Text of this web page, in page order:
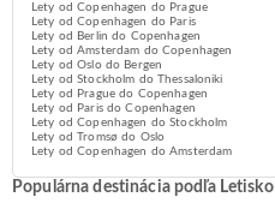
Lety od Copenhagen do Prague
Lety od Copenhagen do Paris
Lety od Berlin do Copenhagen
Lety od Amsterdam do Copenhagen
Lety od Oslo do Bergen
Lety od Stockholm do Thessaloniki
Lety od Prague do Copenhagen
Lety od Paris do Copenhagen
Lety od Copenhagen do Stockholm
Lety od Tromsø do Oslo
Lety od Copenhagen do Amsterdam
Populárna destinácia podľa Letisko